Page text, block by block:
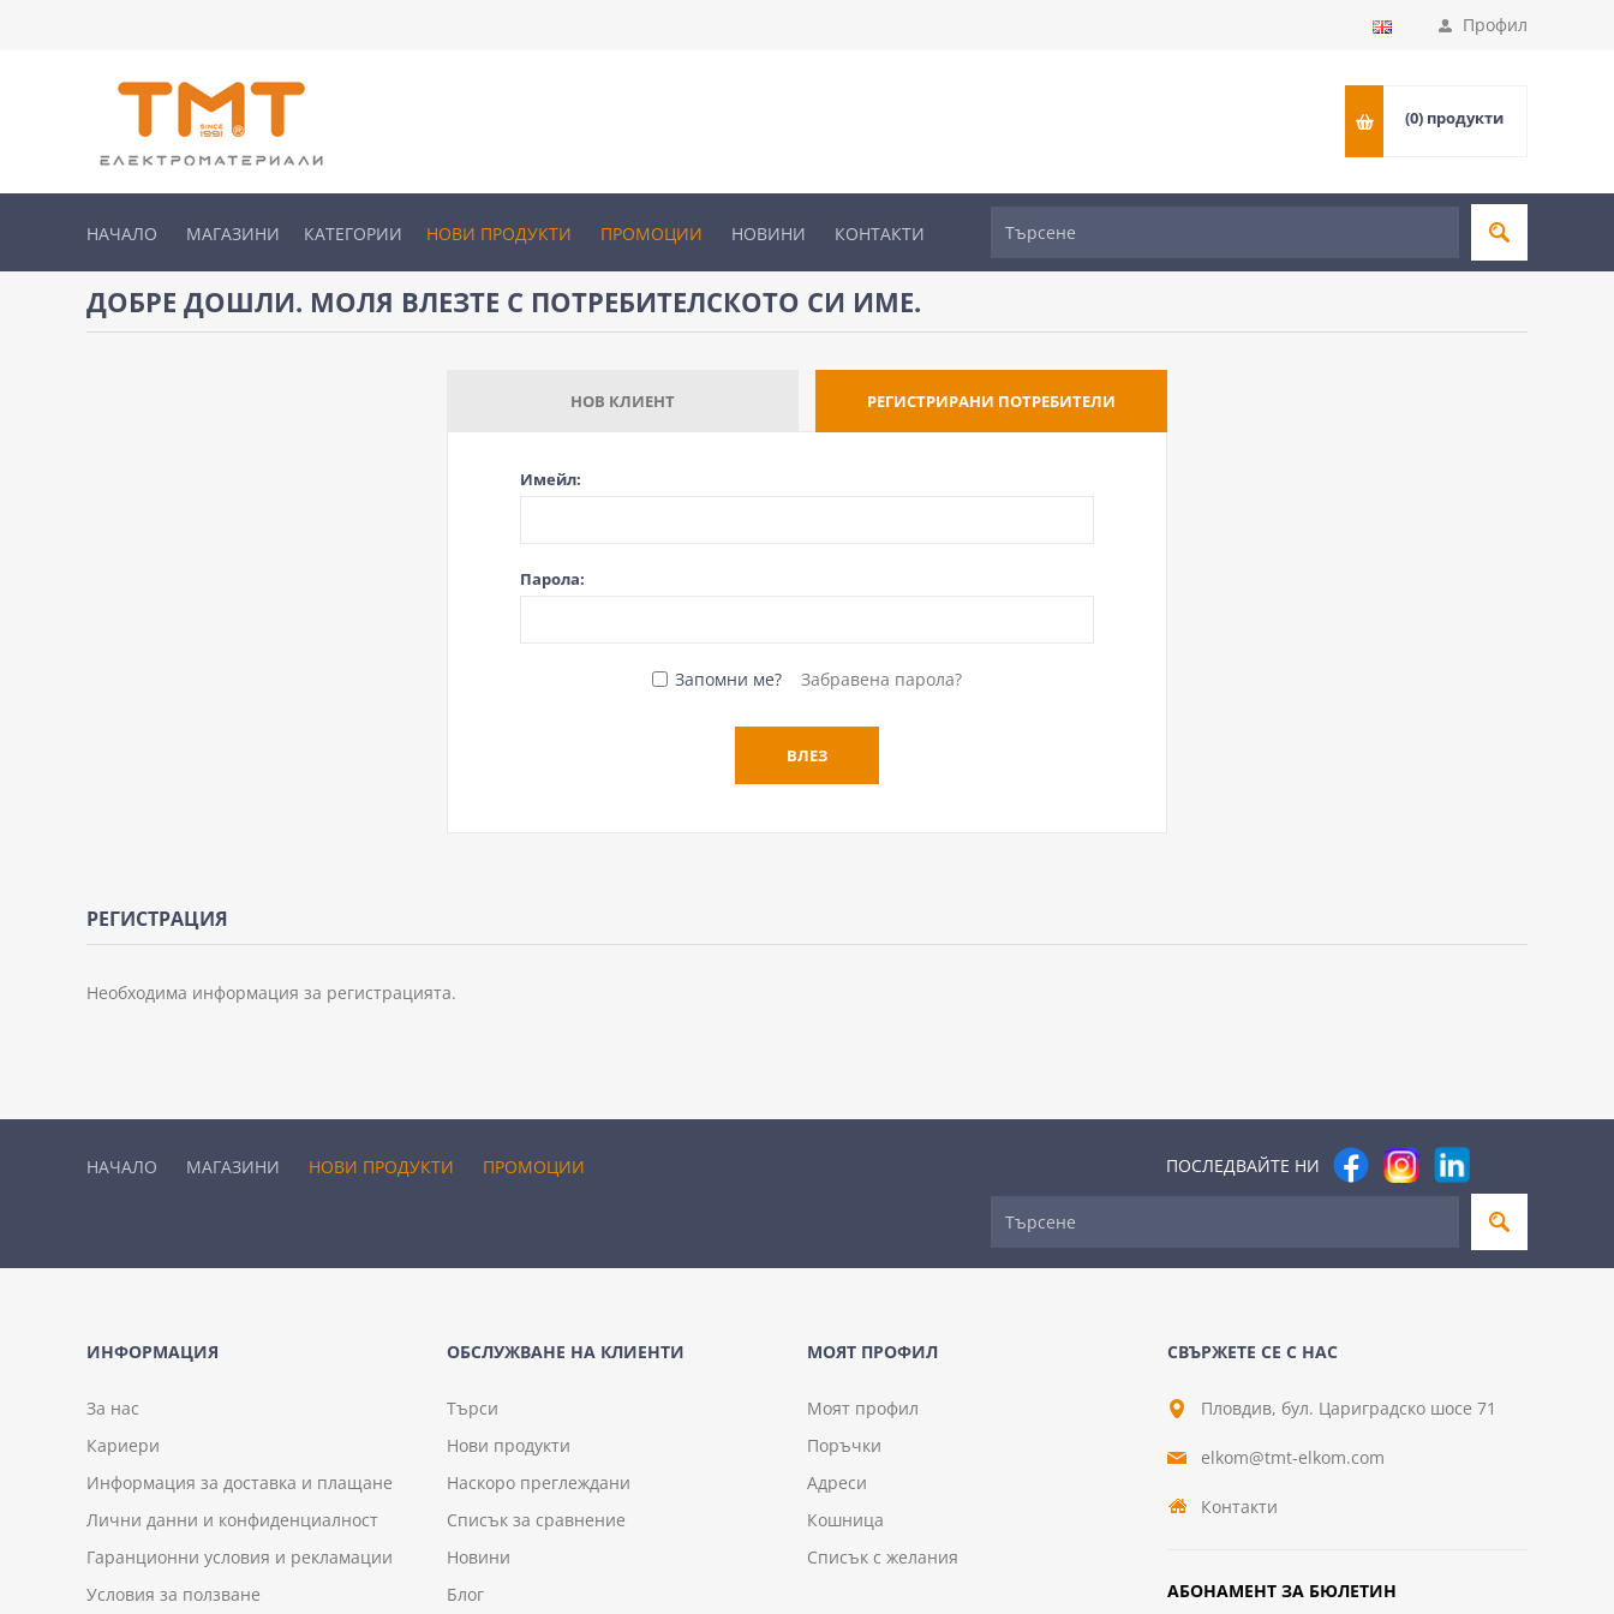
Профил
(0) продукти
НАЧАЛО МАГАЗИНИ КАТЕГОРИИ НОВИ ПРОДУКТИ ПРОМОЦИИ НОВИНИ КОНТАКТИ
ДОБРЕ ДОШЛИ. МОЛЯ ВЛЕЗТЕ С ПОТРЕБИТЕЛСКОТО СИ ИМЕ.
НОВ КЛИЕНТ РЕГИСТРИРАНИ ПОТРЕБИТЕЛИ
Имейл:
Парола:
Запомни ме? Забравена парола?
РЕГИСТРАЦИЯ
Необходима информация за регистрацията.
ПОСЛЕДВАЙТЕ НИ
НАЧАЛО МАГАЗИНИ НОВИ ПРОДУКТИ ПРОМОЦИИ
ИНФОРМАЦИЯ
За нас
Кариери
Информация за доставка и плащане
Лични данни и конфиденциалност
Гаранционни условия и рекламации
Условия за ползване
ОБСЛУЖВАНЕ НА КЛИЕНТИ
Търси
Нови продукти
Наскоро преглеждани
Списък за сравнение
Новини
Блог
МОЯТ ПРОФИЛ
Моят профил
Поръчки
Адреси
Кошница
Списък с желания
СВЪРЖЕТЕ СЕ С НАС
Пловдив, бул. Цариградско шосе 71
elkom@tmt-elkom.com
Контакти
АБОНАМЕНТ ЗА БЮЛЕТИН